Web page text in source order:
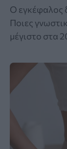
Ο εγκέφαλος
Ποιες
μέγιστο στα